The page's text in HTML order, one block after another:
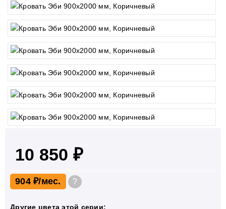
10 850 ₽
904 ₽ ?
Другие цвета этой серии: